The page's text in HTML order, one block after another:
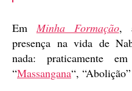
Em Minha Formação,
presença na vida de
nada: praticamente
“Massangana“,